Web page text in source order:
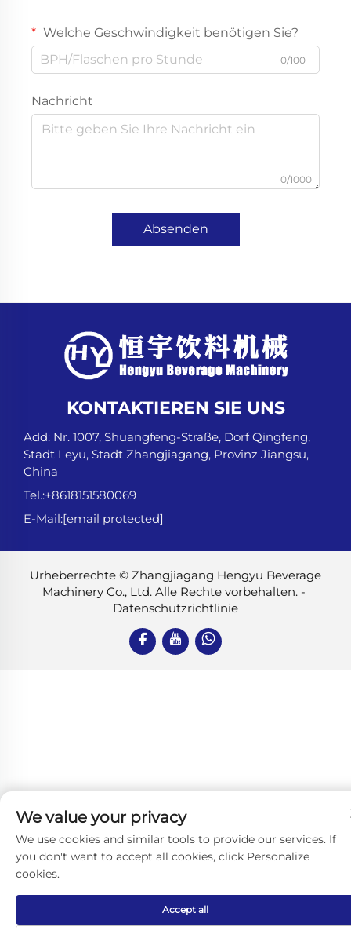
Welche Geschwindigkeit benötigen Sie?
0/100
Nachricht
0/1000
Absenden
KONTAKTIEREN SIE UNS
Add: Nr. 1007, Shuangfeng-Straße, Dorf Qingfeng,
Stadt Leyu, Stadt Zhangjiagang, Provinz Jiangsu,
China
Tel.:+8618151580069
E-Mail:[email protected]
Urheberrechte © Zhangjiagang Hengyu Beverage
Machinery Co., Ltd. Alle Rechte vorbehalten. -
Datenschutzrichtlinie
We value your privacy
We use cookies and similar tools to provide our services. If
you don't want to accept all cookies, click Personalize
cookies.
Accept all